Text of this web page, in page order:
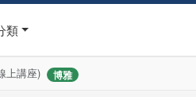
類
上講座) 博雅